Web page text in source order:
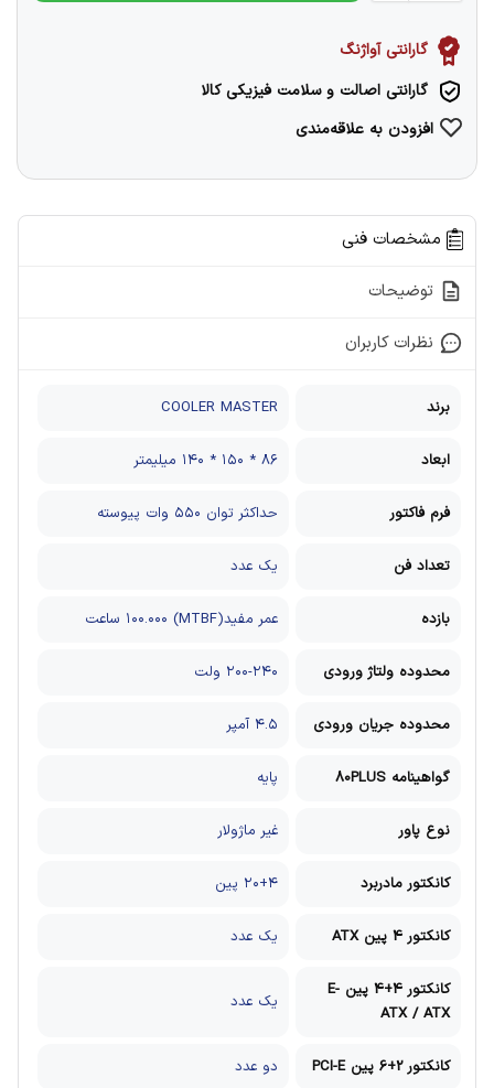
گارانتی آواژنگ
گارانتی اصالت و سلامت فیزیکی کالا
افزودن به علاقه‌مندی
مشخصات فنی
توضیحات
نظرات کاربران
برند COOLER MASTER
ابعاد ۸۶ * ۱۵۰ * ۱۴۰ میلیمتر
فرم فاکتور حداکثر توان ۵۵۰ وات پیوسته
تعداد فن یک عدد
بازده عمر مفید(MTBF) ۱۰۰.۰۰۰ ساعت
محدوده ولتاژ ورودی ۲۰۰-۲۴۰ ولت
محدوده جریان ورودی ۴.۵ آمپر
گواهینامه 80PLUS پایه
نوع پاور غیر ماژولار
کانکتور مادربرد ۲۰+۴ پین
کانکتور 4 پین ATX یک عدد
کانکتور 4+4 پین E-
ATX / ATX
یک عدد
کانکتور 2+6 پین PCI-E دو عدد